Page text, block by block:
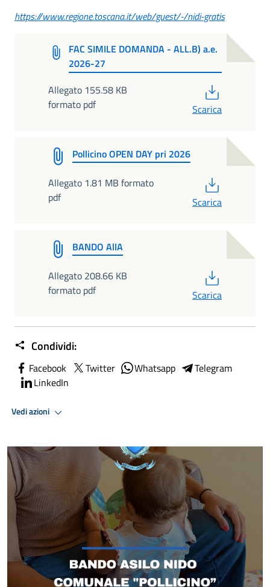
https://www.regione.toscana.it/web/guest/-/nidi-gratis
FAC SIMILE DOMANDA - ALL.B) a.e.
2026-27
Allegato 155.58 KB
formato pdf
Scarica
Pollicino OPEN DAY pri 2026
Allegato 1.81 MB formato
pdf
Scarica
BANDO AllA
Allegato 208.66 KB
formato pdf
Scarica
Condividi:
Facebook Twitter Whatsapp
Telegram
LinkedIn
Vedi azioni